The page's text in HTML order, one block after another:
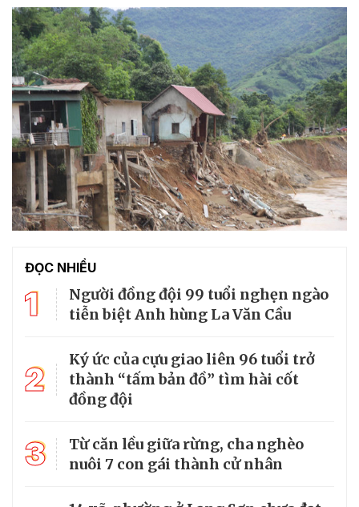
ĐỌC NHIỀU
1
Người đồng đội 99 tuổi nghẹn ngào
tiễn biệt Anh hùng La Văn Cầu
2
Ký ức của cựu giao liên 96 tuổi trở
thành “tấm bản đồ” tìm hài cốt
đồng đội
3
Từ căn lều giữa rừng, cha nghèo
nuôi 7 con gái thành cử nhân